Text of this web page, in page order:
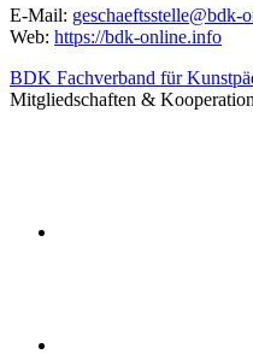
E-Mail: geschaeftsstelle@bdk-
Web: https://bdk-online.info
BDK Fachverband für
Mitgliedschaften &